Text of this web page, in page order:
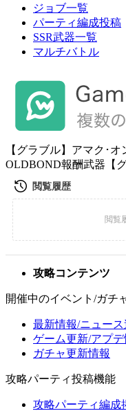
ジョブ一覧
パーティ編成投稿
SSR武器一覧
マルチバトル
【グラブル】アマク･
OLDBOND報酬武器【
攻略コンテンツ
開催中のイベント/ガチ
最新情報/ニュース
ゲーム更新/アプデ
ガチャ更新情報
攻略パーティ投稿機能
攻略パーティ編成